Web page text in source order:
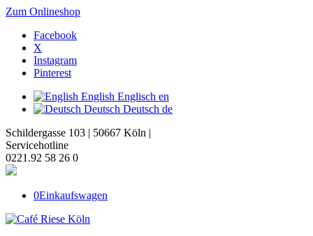
Zum Onlineshop
Facebook
X
Instagram
Pinterest
English Englisch en
Deutsch Deutsch de
Schildergasse 103 | 50667 Köln |
Servicehotline
0221.92 58 26 0
0Einkaufswagen